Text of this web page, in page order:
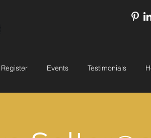
Register Events Testimonials